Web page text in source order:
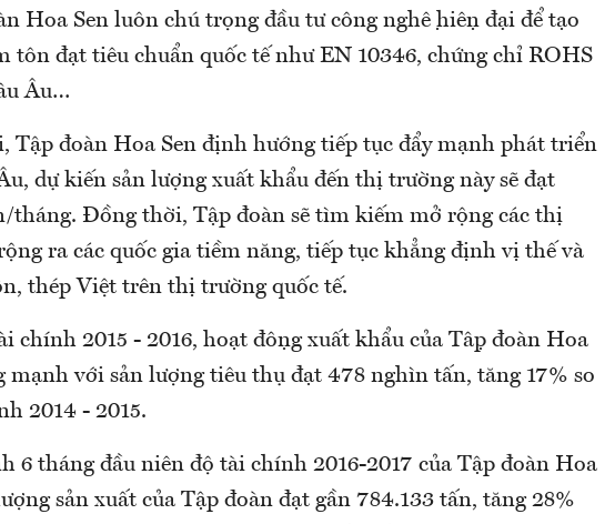
Hoa Sen luôn chú trọng đầu tư công nghệ hiện đại để tạo
tôn đạt tiêu chuẩn quốc tế như EN 10346, chứng chỉ ROHS
Âu…
Tập đoàn Hoa Sen định hướng tiếp tục đẩy mạnh phát triển
dự kiến sản lượng xuất khẩu đến thị trường này sẽ đạt
tháng. Đồng thời, Tập đoàn sẽ tìm kiếm mở rộng các thị
ra các quốc gia tiềm năng, tiếp tục khẳng định vị thế và
thép Việt trên thị trường quốc tế.
chính 2015 - 2016, hoạt động xuất khẩu của Tập đoàn Hoa
mạnh với sản lượng tiêu thụ đạt 478 nghìn tấn, tăng 17% so
2014 - 2015.
6 tháng đầu niên độ tài chính 2016-2017 của Tập đoàn Hoa
sản xuất của Tập đoàn đạt gần 784.133 tấn, tăng 28%